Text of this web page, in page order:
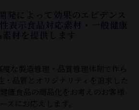
発によって効果のエビデンス
表示食品対応素材・一般健康
素材を提供します
度な製造管理・品質管理体制で作ら
・品質とオリジナリティを追求した
健康食品の商品化をお考えのお客様
ーズにお応えします。